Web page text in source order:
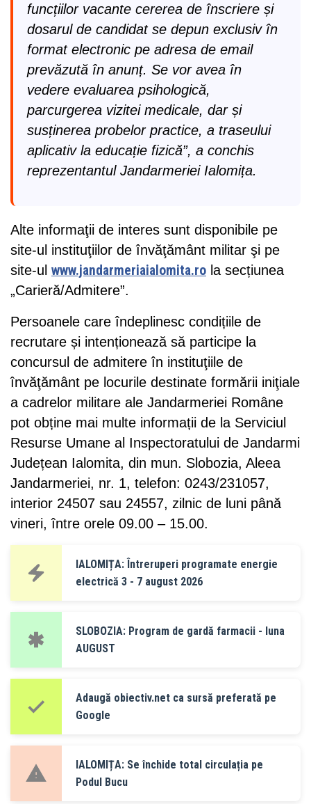
funcțiilor vacante cererea de înscriere și
dosarul de candidat se depun exclusiv în
format electronic pe adresa de email
prevăzută în anunț. Se vor avea în
vedere evaluarea psihologică,
parcurgerea vizitei medicale, dar și
susținerea probelor practice, a traseului
aplicativ la educație fizică”, a conchis
reprezentantul Jandarmeriei Ialomița.
Alte informaţii de interes sunt disponibile pe
site-ul instituţiilor de învăţământ militar şi pe
site-ul www.jandarmeriaialomita.ro la secțiunea
„Carieră/Admitere”.
Persoanele care îndeplinesc condițiile de
recrutare și intenționează să participe la
concursul de admitere în instituţiile de
învăţământ pe locurile destinate formării iniţiale
a cadrelor militare ale Jandarmeriei Române
pot obține mai multe informații de la Serviciul
Resurse Umane al Inspectoratului de Jandarmi
Județean Ialomita, din mun. Slobozia, Aleea
Jandarmeriei, nr. 1, telefon: 0243/231057,
interior 24507 sau 24557, zilnic de luni până
vineri, între orele 09.00 – 15.00.
IALOMIȚA: Întreruperi programate energie
electrică 3 - 7 august 2026
SLOBOZIA: Program de gardă farmacii - luna
AUGUST
Adaugă obiectiv.net ca sursă preferată pe
Google
IALOMIȚA: Se închide total circulația pe
Podul Bucu